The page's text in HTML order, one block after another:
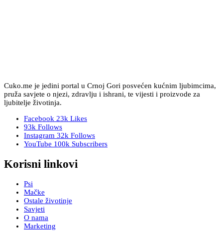
Cuko.me je jedini portal u Crnoj Gori posvećen kućnim ljubimcima,
pruža savjete o njezi, zdravlju i ishrani, te vijesti i proizvode za
ljubitelje životinja.
Facebook 23k Likes
93k Follows
Instagram 32k Follows
YouTube 100k Subscribers
Korisni linkovi
Psi
Mačke
Ostale životinje
Savjeti
O nama
Marketing